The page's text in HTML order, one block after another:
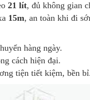
21 lít, đủ không gian
15m, an toàn khi đi
hàng ngày.
cách hiện đại.
tiện tiết kiệm, bền